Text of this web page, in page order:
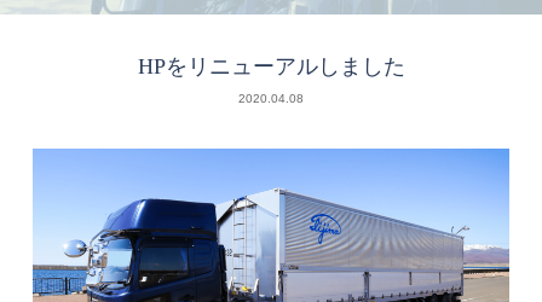
HPをリニューアルしました
2020.04.08